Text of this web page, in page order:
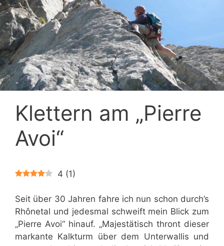
Klettern am „Pierre
Avoi“
4 (1)
Seit über 30 Jahren fahre ich nun schon durch’s
Rhônetal und jedesmal schweift mein Blick zum
„Pierre Avoi“ hinauf. „Majestätisch thront dieser
markante Kalkturm über dem Unterwallis und